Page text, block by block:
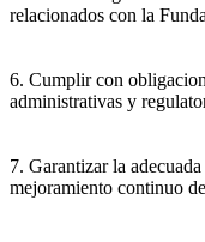
relacionados con la
6. Cumplir con
administrativas y
7. Garantizar la
mejoramiento continuo